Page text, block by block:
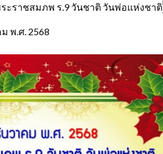
ะราชสมภพ ร.9 วันชาติ วันพ่อแห่งชาติ
พ.ศ. 2568